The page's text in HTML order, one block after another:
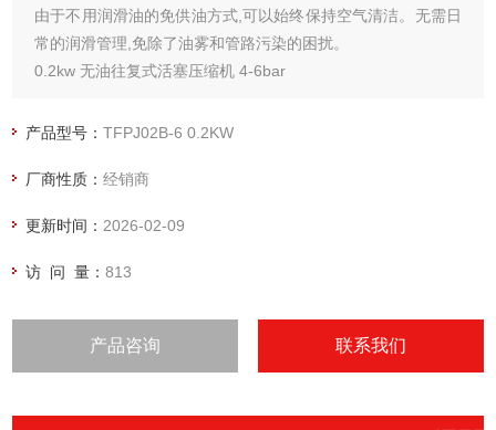
由于不用润滑油的免供油方式,可以始终保持空气清洁。无需日
常的润滑管理,免除了油雾和管路污染的困扰。
0.2kw 无油往复式活塞压缩机 4-6bar
缩机本体采用防烧合成树脂活塞,
产品型号：TFPJ02B-6 0.2KW
厂商性质：经销商
更新时间： 2026-02-09
访 问 量：813
产品咨询 联系我们